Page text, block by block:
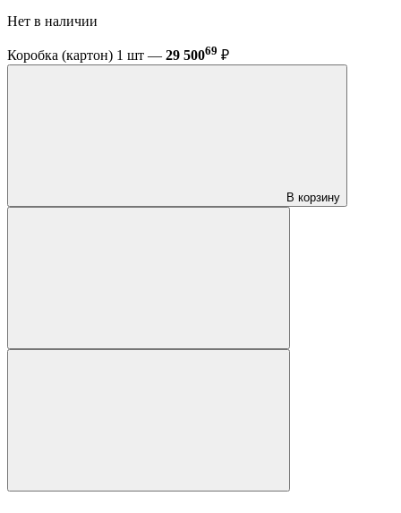
Нет в наличии
Коробка (картон) 1 шт — 29 50069 ₽
В корзину